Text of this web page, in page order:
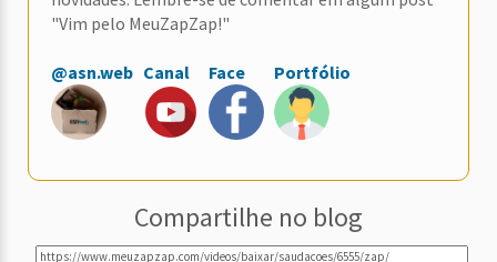
"Vim pelo MeuZapZap!"
@asn.web Canal Face Portfólio
Compartilhe no blog